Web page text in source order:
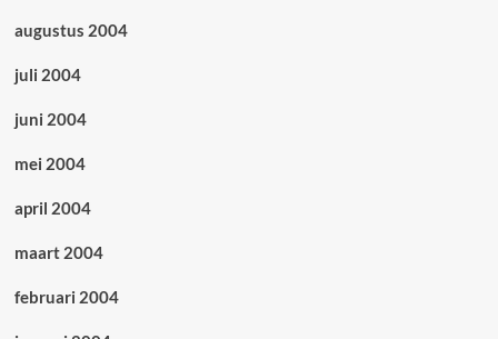
augustus 2004
juli 2004
juni 2004
mei 2004
april 2004
maart 2004
februari 2004